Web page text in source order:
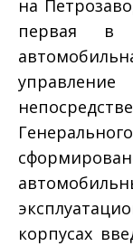
на
первая в
корпусах